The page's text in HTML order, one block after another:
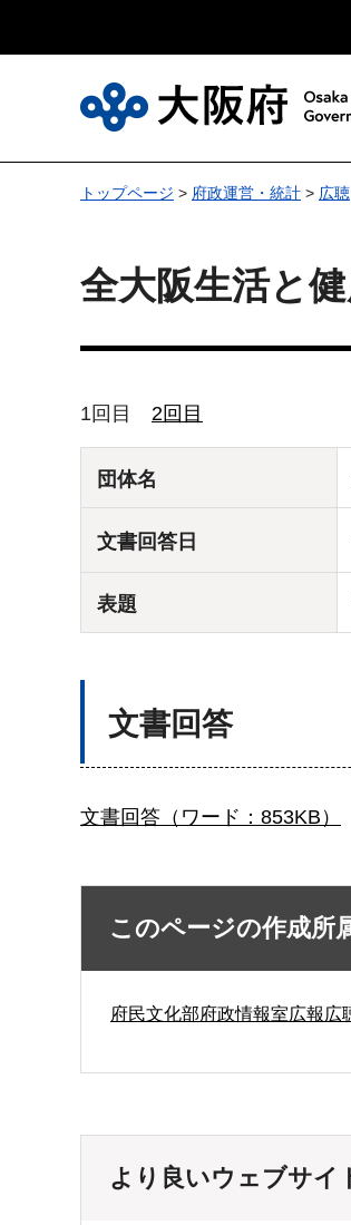
トップページ > 府政運営・統計 > 広聴
全大阪生活と
1回目 2回目
団体名
文書回答日
表題
文書回答
文書回答（ワード：853KB）
このページの作成所
府民文化部府政情報室広報広
より良いウェブサイ